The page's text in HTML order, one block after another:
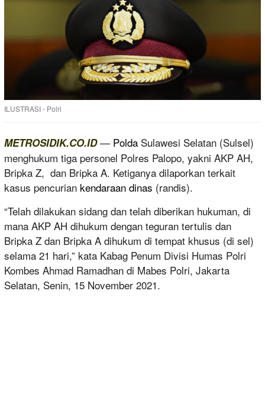
ILUSTRASI - Polri
METROSIDIK.CO.ID— Polda Sulawesi Selatan (Sulsel)
menghukum tiga personel Polres Palopo, yakni AKP AH,
Bripka Z, dan Bripka A. Ketiganya dilaporkan terkait
kasus pencurian kendaraan dinas (randis).
“Telah dilakukan sidang dan telah diberikan hukuman, di
mana AKP AH dihukum dengan teguran tertulis dan
Bripka Z dan Bripka A dihukum di tempat khusus (di sel)
selama 21 hari,” kata Kabag Penum Divisi Humas Polri
Kombes Ahmad Ramadhan di Mabes Polri, Jakarta
Selatan, Senin, 15 November 2021.